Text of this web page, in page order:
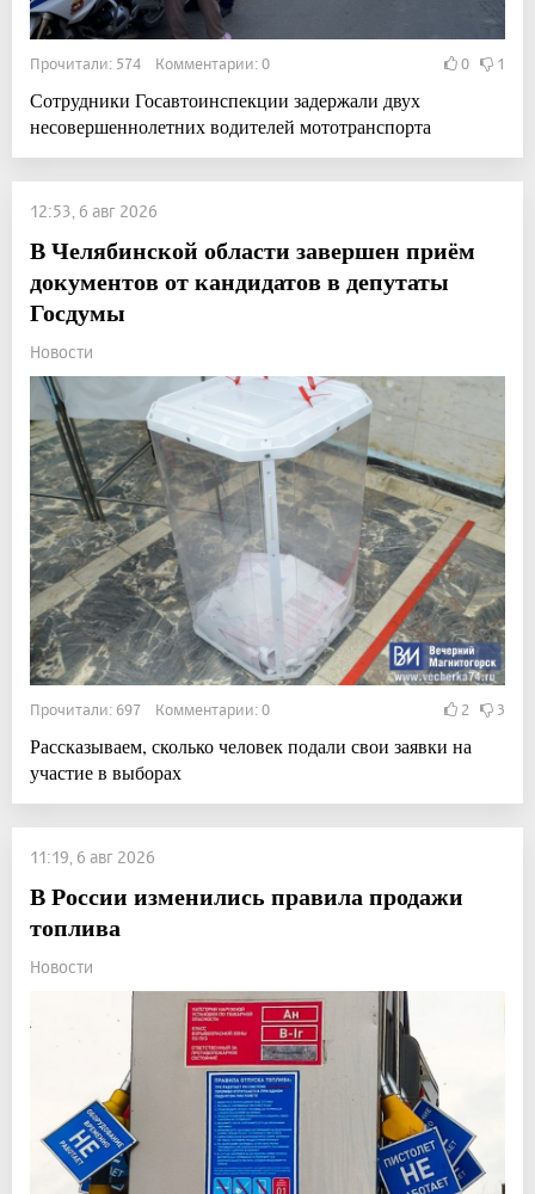
Прочитали: 574 Комментарии: 0 0 1
Сотрудники Госавтоинспекции задержали двух
несовершеннолетних водителей мототранспорта
12:53, 6 авг 2026
В Челябинской области завершен приём
документов от кандидатов в депутаты
Госдумы
Новости
Прочитали: 697 Комментарии: 0 2 3
Рассказываем, сколько человек подали свои заявки на
участие в выборах
11:19, 6 авг 2026
В России изменились правила продажи
топлива
Новости